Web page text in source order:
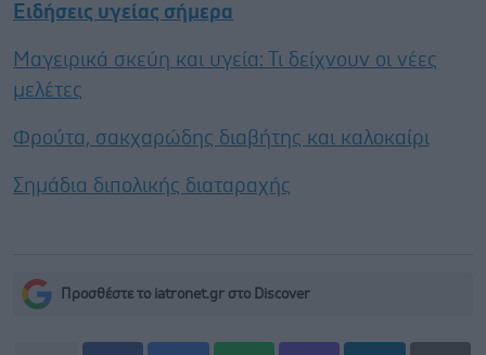
Ειδήσεις υγείας σήμερα
Μαγειρικά σκεύη και υγεία: Τι δείχνουν οι νέες
μελέτες
Φρούτα, σακχαρώδης διαβήτης και καλοκαίρι
Σημάδια διπολικής διαταραχής
Προσθέστε το iatronet.gr στο Discover